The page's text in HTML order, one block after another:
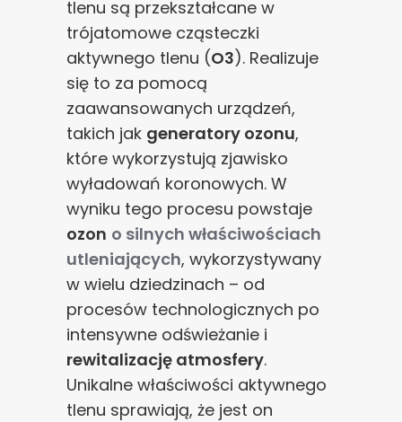
tlenu są przekształcane w
trójatomowe cząsteczki
aktywnego tlenu (O3). Realizuje
się to za pomocą
zaawansowanych urządzeń,
takich jak generatory ozonu,
które wykorzystują zjawisko
wyładowań koronowych. W
wyniku tego procesu powstaje
ozon o silnych właściwościach
utleniających, wykorzystywany
w wielu dziedzinach – od
procesów technologicznych po
intensywne odświeżanie i
rewitalizację atmosfery.
Unikalne właściwości aktywnego
tlenu sprawiają, że jest on